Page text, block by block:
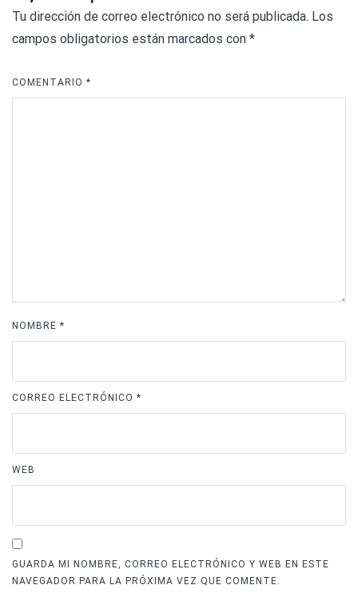
Tu dirección de correo electrónico no será publicada. Los
campos obligatorios están marcados con *
COMENTARIO *
NOMBRE *
CORREO ELECTRÓNICO *
WEB
GUARDA MI NOMBRE, CORREO ELECTRÓNICO Y WEB EN ESTE
NAVEGADOR PARA LA PRÓXIMA VEZ QUE COMENTE.